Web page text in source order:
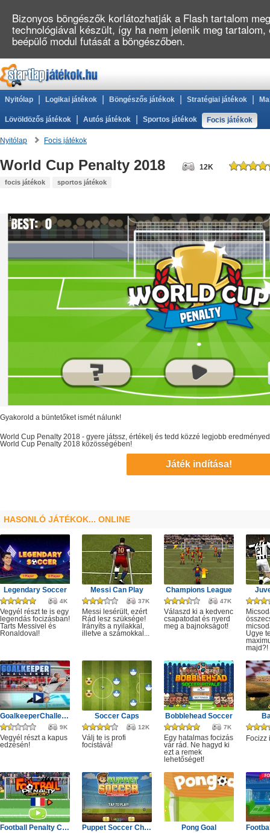
Nyitólap Logikai játékok Böngészős játékok Stratégiai játékok
Lövöldözős játékok Autós játékok Sportos játékok Focis játékok
Nyitólap Focis játékok
World Cup Penalty 2018
focis játékok sportos játékok
12K
Gyakorold a büntetőket ismét nálunk!
World Cup Penalty 2018 - gyere játssz, értékelj és tedd közzé legjobb
World Cup Penalty 2018 közösségében!
Játék indítása!
HASONLÓ JÁTÉKOK... ONLINE
Legendary Soccer
4K
Vegyél részt te is egy
legendás focizásban!
Tarts Messivel és
Ronaldoval!
Messi Can Play
37K
Messi lesérült, ezért
Rád lesz szüksége!
Irányíts a nyilakkal,
illetve a számokkal...
Champions League
47K
Válaszd ki a kedvenc
csapatodat és nyerd
meg a bajnokságot!
Ugye
majd?!
GoalkeeperChallenge
9K
Vegyél részt a kapus
edzésén!
Soccer Caps
12K
Válj te is profi
focistává!
Bobblehead Soccer
7K
Egy hatalmas focizás
vár rád. Ne hagyd ki
ezt a remek
lehetőséget!
Focizz
Football Penalty Champions Puppet Soccer Challenge Pong Goal
Bizonyos böngészők korlátozhatják a Flash tartalom
technológiával készült, így ha nem jelenik meg
beépülő modul futását a böngészőben.